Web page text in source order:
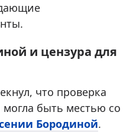
и цензура для
что проверка
быть местью со
Бородиной.